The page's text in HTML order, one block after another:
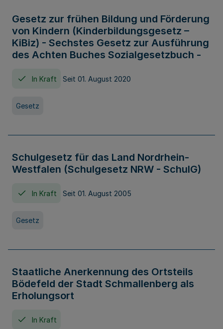
Gesetz zur frühen Bildung und Förderung
von Kindern (Kinderbildungsgesetz –
KiBiz) - Sechstes Gesetz zur Ausführung
des Achten Buches Sozialgesetzbuch -
In Kraft Seit 01. August 2020
Gesetz
Schulgesetz für das Land Nordrhein-
Westfalen (Schulgesetz NRW - SchulG)
In Kraft Seit 01. August 2005
Gesetz
Staatliche Anerkennung des Ortsteils
Bödefeld der Stadt Schmallenberg als
Erholungsort
In Kraft